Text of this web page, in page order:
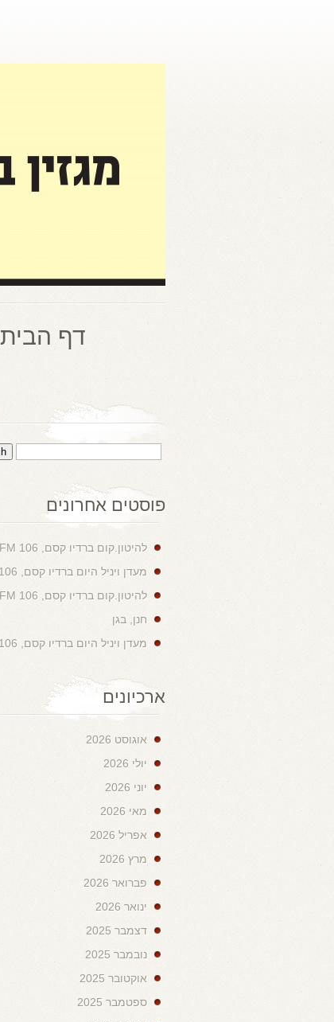
דף הבית
פוסטים אחרונים
להיטון.קום ברדיו קסם, 106 FM
מעדן ויניל היום ברדיו קסם, 106 FM
להיטון.קום ברדיו קסם, 106 FM
חנן, בגן
מעדן ויניל היום ברדיו קסם, 106 FM
ארכיונים
אוגוסט 2026
יולי 2026
יוני 2026
מאי 2026
אפריל 2026
מרץ 2026
פברואר 2026
ינואר 2026
דצמבר 2025
נובמבר 2025
אוקטובר 2025
ספטמבר 2025